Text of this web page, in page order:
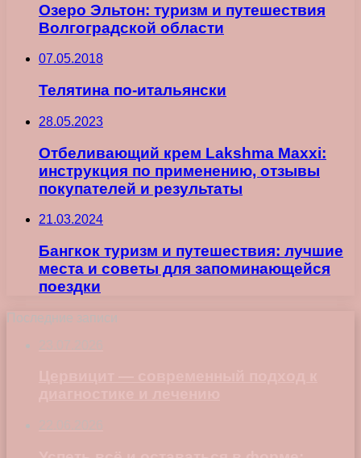
Озеро Эльтон: туризм и путешествия
Волгоградской области
07.05.2018
Телятина по-итальянски
28.05.2023
Отбеливающий крем Lakshma Maxxi:
инструкция по применению, отзывы
покупателей и результаты
21.03.2024
Бангкок туризм и путешествия: лучшие
места и советы для запоминающейся
поездки
Последние записи